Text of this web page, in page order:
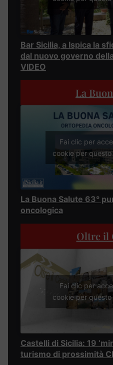
Bar Sicilia, a Ispica la
dal nuovo governo
VIDEO
La
Fai clic per
cookie per
La Buona Salute 63°
oncologica
Oltre il
Fai clic per
cookie per
Castelli di Sicilia: 19
turismo di prossimità